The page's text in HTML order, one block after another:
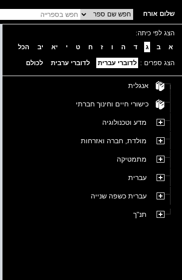
שלום אורח
הצג לפי כיתה:
א
ב ג ד ה ו ז ח ט י יא יב הכל
הצג ספרים : לדוברי עברית לדוברי ערבית לכולם
אנגלית
כישורי חיים וחינוך חברתי
מדע וטכנולוגיה
מולדת, חברה ואזרחות
מתמטיקה
עברית
עברית כשפה שנייה
תנ"ך